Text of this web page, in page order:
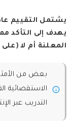
يشتمل التقييم
يهدف إلى التأكد
المعلنة أم لا
بعض من
الاستقصائية
التدريب عبر